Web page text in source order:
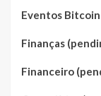
Eventos
Finanças
Financeiro